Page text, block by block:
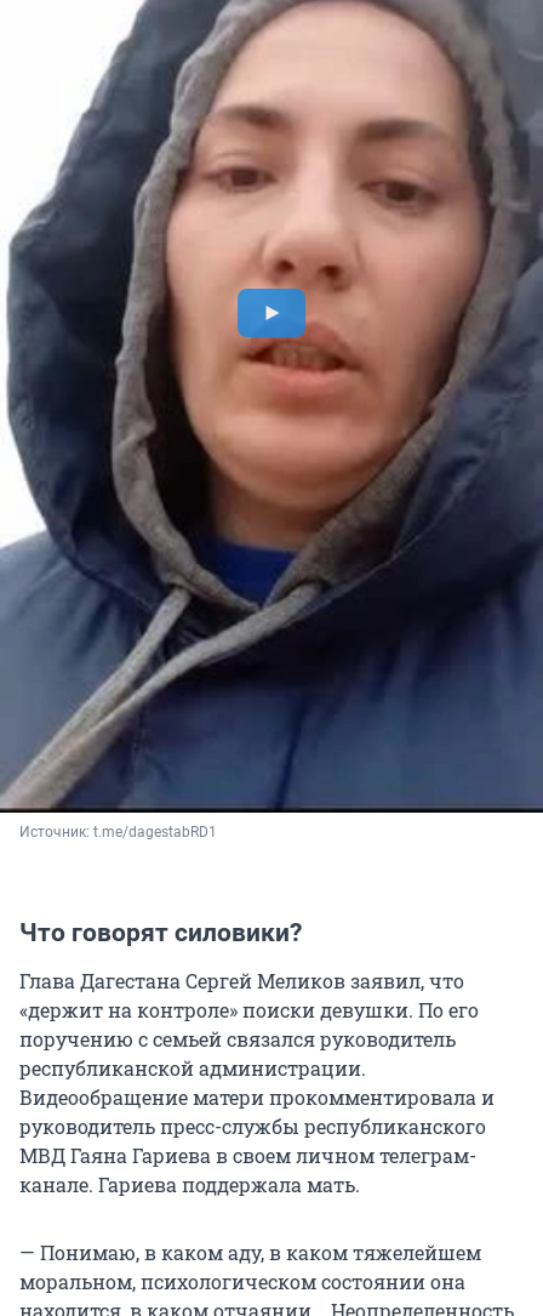
Источник: t.me/dagestabRD1
Что говорят силовики?
Глава Дагестана Сергей Меликов заявил, что
«держит на контроле» поиски девушки. По его
поручению с семьей связался руководитель
республиканской администрации.
Видеообращение матери прокомментировала и
руководитель пресс-службы республиканского
МВД Гаяна Гариева в своем личном телеграм-
канале. Гариева поддержала мать.
— Понимаю, в каком аду, в каком тяжелейшем
моральном, психологическом состоянии она
находится, в каком отчаянии... Неопределенность,